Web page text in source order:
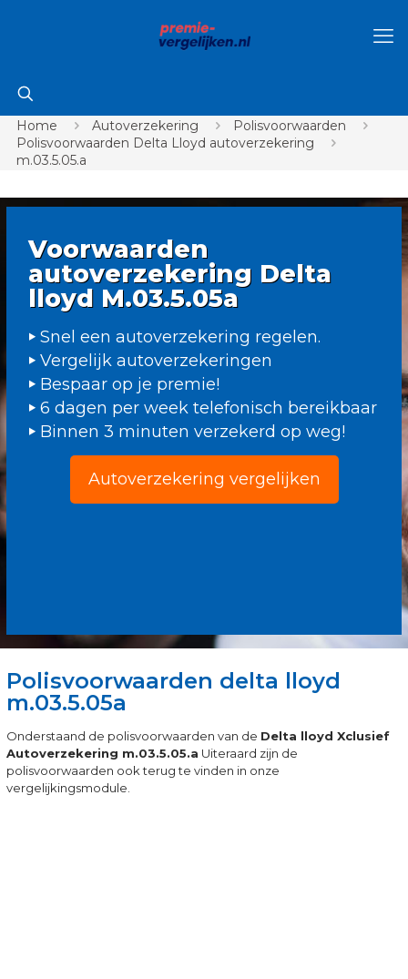
Home Autoverzekering
Polisvoorwaarden
Polisvoorwaarden Delta Lloyd autoverzekering
m.03.5.05.a
Voorwaarden
autoverzekering Delta
lloyd M.03.5.05a
Snel een autoverzekering regelen.
Vergelijk autoverzekeringen
Bespaar op je premie!
6 dagen per week telefonisch bereikbaar
Binnen 3 minuten verzekerd op weg!
Autoverzekering vergelijken
Polisvoorwaarden delta lloyd
m.03.5.05a
Onderstaand de polisvoorwaarden van de Delta lloyd Xclusief
Autoverzekering m.03.5.05.a Uiteraard zijn de
polisvoorwaarden ook terug te vinden in onze
vergelijkingsmodule.